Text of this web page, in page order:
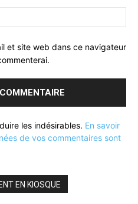
:
et site web dans ce navigateur
les indésirables. En savoir
de vos commentaires sont
EN KIOSQUE